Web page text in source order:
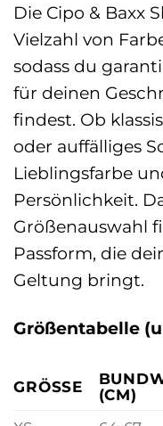
Die Cipo & Baxx
Vielzahl von
sodass du
für deinen
findest. Ob
oder auffälliges
Lieblingsfarbe
Persönlichkeit.
Größenauswahl
Passform, die
Geltung bringt.
Größentabelle
GRÖSSE
(CM)